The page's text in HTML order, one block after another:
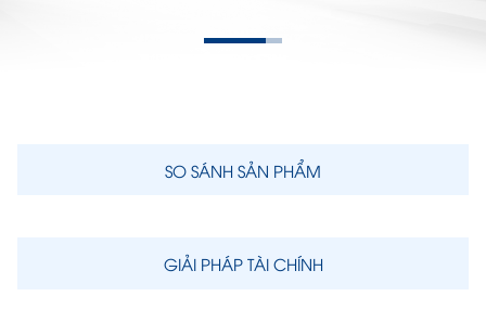
SO SÁNH SẢN PHẨM
GIẢI PHÁP TÀI CHÍNH